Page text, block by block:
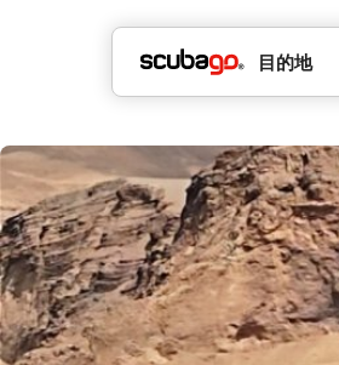
目的地